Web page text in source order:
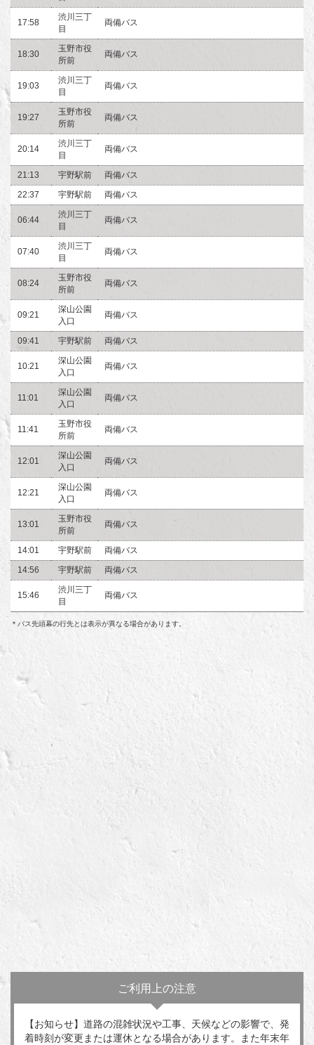
17:58
渋川三丁
目
両備バス
18:30
玉野市役
所前
両備バス
19:03
渋川三丁
目
両備バス
19:27
玉野市役
所前
両備バス
20:14
渋川三丁
目
両備バス
21:13 宇野駅前
両備バス
22:37
宇野駅前 両備バス
06:44
渋川三丁
目
両備バス
07:40
渋川三丁
目
両備バス
08:24
玉野市役
所前
両備バス
09:21
深山公園
入口
両備バス
09:41 宇野駅前 両備バス
10:21
深山公園
入口
両備バス
11:01
深山公園
入口
両備バス
11:41
玉野市役
所前
両備バス
12:01
深山公園
入口
両備バス
12:21
深山公園
入口
両備バス
13:01
玉野市役
所前
両備バス
14:01 宇野駅前
両備バス
14:56
宇野駅前 両備バス
15:46
渋川三丁
目
両備バス
＊バス先頭幕の行先とは表示が異なる場合があります。
ご利用上の注意
【お知らせ】道路の混雑状況や工事、天候などの影響で、発
着時刻が変更または運休となる場合があります。また年末年